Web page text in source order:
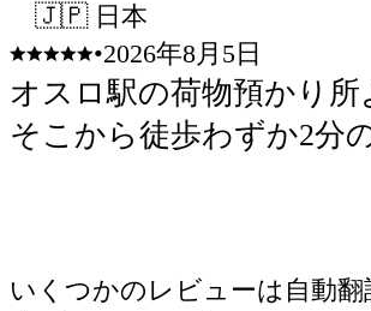
🇯🇵 日本
•2026年8月5日
オスロ駅の荷物預かり
そこから徒歩わずか2分
いくつかのレビューは自動翻